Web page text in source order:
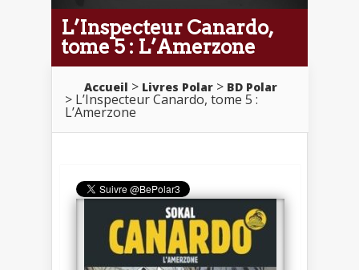
L’Inspecteur Canardo,
tome 5 : L’Amerzone
Accueil Livres Polar BD Polar
L’Inspecteur Canardo, tome 5 :
L’Amerzone